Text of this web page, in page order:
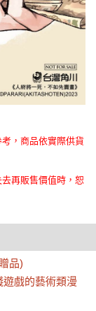
，商品依實際供貨
再販售價值時，恕
品)
戲的藝術類漫